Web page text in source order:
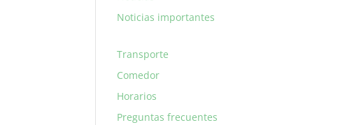
Noticias importantes
Transporte
Comedor
Horarios
Preguntas frecuentes